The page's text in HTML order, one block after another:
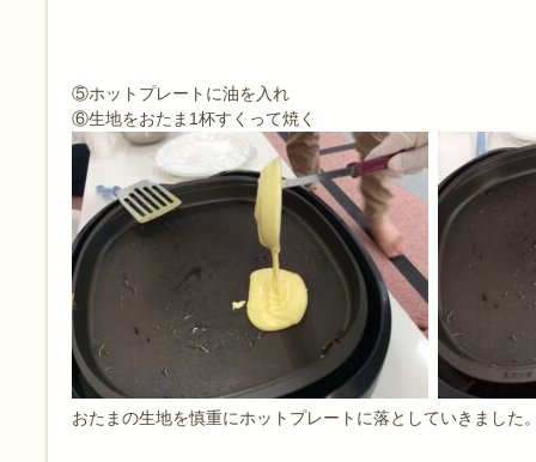
⑤ホットプレートに油を入れ
⑥生地をおたま1杯すくって焼く
おたまの生地を慎重にホットプレートに落としていきました